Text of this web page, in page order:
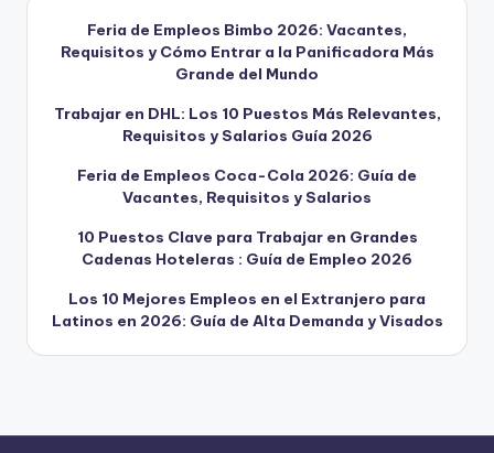
Feria de Empleos Bimbo 2026: Vacantes,
Requisitos y Cómo Entrar a la Panificadora Más
Grande del Mundo
Trabajar en DHL: Los 10 Puestos Más Relevantes,
Requisitos y Salarios Guía 2026
Feria de Empleos Coca-Cola 2026: Guía de
Vacantes, Requisitos y Salarios
10 Puestos Clave para Trabajar en Grandes
Cadenas Hoteleras : Guía de Empleo 2026
Los 10 Mejores Empleos en el Extranjero para
Latinos en 2026: Guía de Alta Demanda y Visados